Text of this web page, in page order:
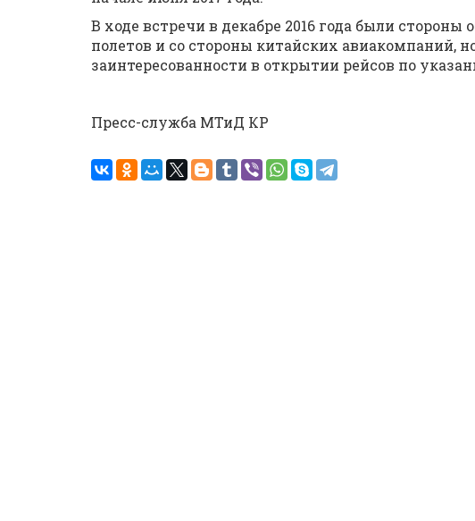
В ходе встречи в декабре 2016 года были
полетов и со стороны китайских авиакомпаний,
заинтересованности в открытии рейсов по
Пресс-служба МТиД КР